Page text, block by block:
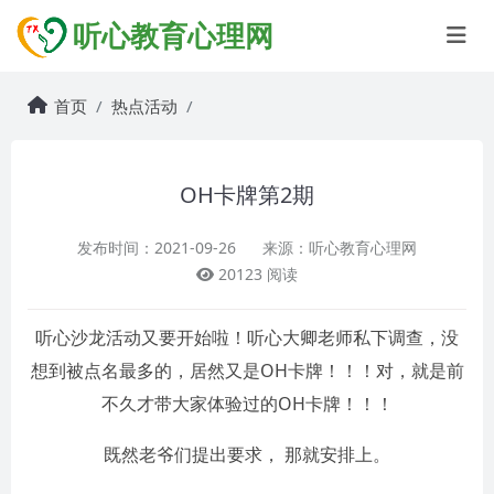
听心教育心理网
首页 热点活动
OH卡牌第2期
发布时间：2021-09-26
来源：听心教育心理网
20123 阅读
听心沙龙活动又要开始啦！听心大卿老师私下调查，没
想到被点名最多的，居然又是OH卡牌！！！对，就是前
不久才带大家体验过的OH卡牌！！！
既然老爷们提出要求， 那就安排上。